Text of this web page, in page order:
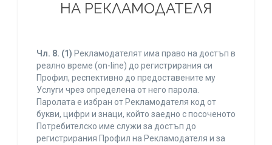
НА РЕКЛАМОДАТЕЛЯ
Чл. 8. (1) Рекламодателят има право на достъп в
реално време (on-line) до регистрирания си
Профил, респективно до предоставените му
Услуги чрез определена от него парола.
Паролата е избран от Рекламодателя код от
букви, цифри и знаци, който заедно с посоченото
Потребителско име служи за достъп до
регистрирания Профил на Рекламодателя и за